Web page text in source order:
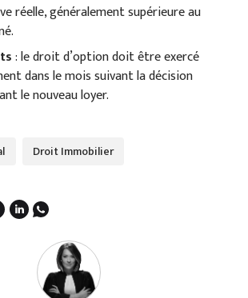
réelle, généralement supérieure au
: le droit d’option doit être exercé
dans le mois suivant la décision
le nouveau loyer.
Droit Immobilier